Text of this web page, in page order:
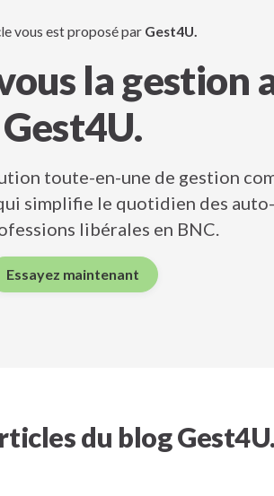
vous est proposé par Gest4U.
la gestion
Gest4U.
toute-en-une de gestion
simplifie le quotidien des
libérales en BNC.
Essayez maintenant
du blog